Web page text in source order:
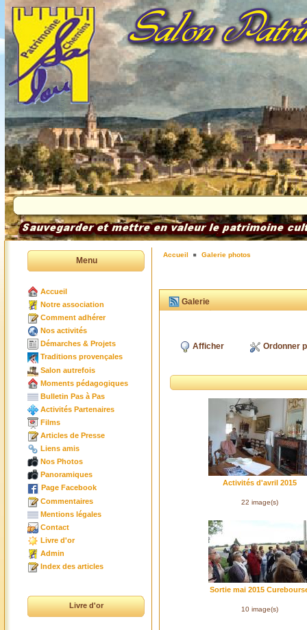
Menu
Accueil
Notre association
Comment adhérer
Nos activités
Démarches & Projets
Traditions provençales
Salon autrefois
Moments pédagogiques
Bulletin Pas à Pas
Activités Partenaires
Films
Articles de Presse
Liens amis
Nos Photos
Panoramiques
Page Facebook
Commentaires
Mentions légales
Contact
Livre d'or
Admin
Index des articles
Livre d'or
Accueil Galerie photos
Galerie
Afficher Ordonner
Activités d'avril 2015
22 image(s)
Sortie mai 2015
10 image(s)